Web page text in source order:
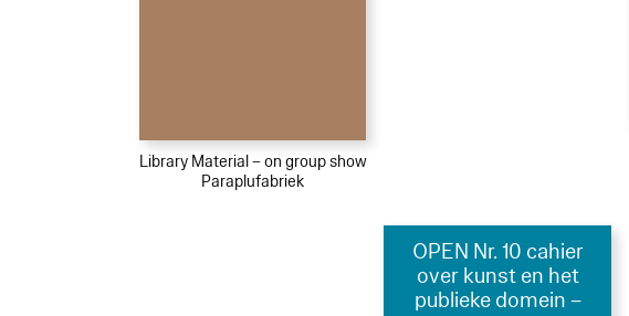
Library Material – on group show
Paraplufabriek
OPEN Nr. 10 cahier
over kunst en het
publieke domein –